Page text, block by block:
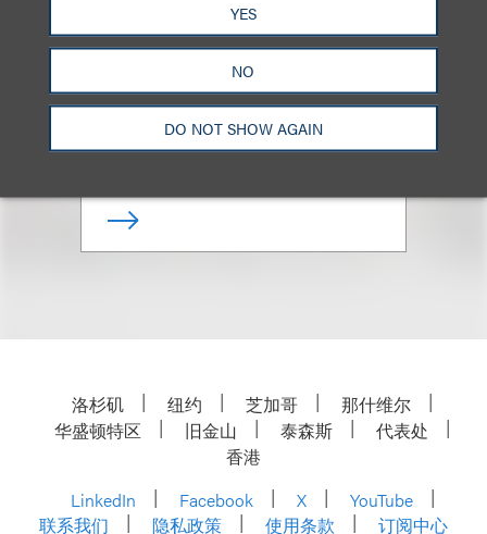
YES
NO
DO NOT SHOW AGAIN
Sasha M. Bass
(she/her)
资深顾问律师
+1.310.282.2053
洛杉矶 纽约 芝加哥
那什维尔
华盛顿特区
旧金山 泰森斯
代表处
香港
LinkedIn
Facebook X
YouTube
联系我们
隐私政策 使用条款 订阅中心